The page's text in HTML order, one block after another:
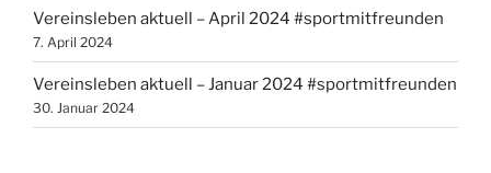
Vereinsleben aktuell – April 2024 #sportmitfreunden
7. April 2024
Vereinsleben aktuell – Januar 2024 #sportmitfreunden
30. Januar 2024